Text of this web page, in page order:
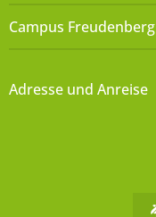
Campus Freudenberg
Adresse und Anreise